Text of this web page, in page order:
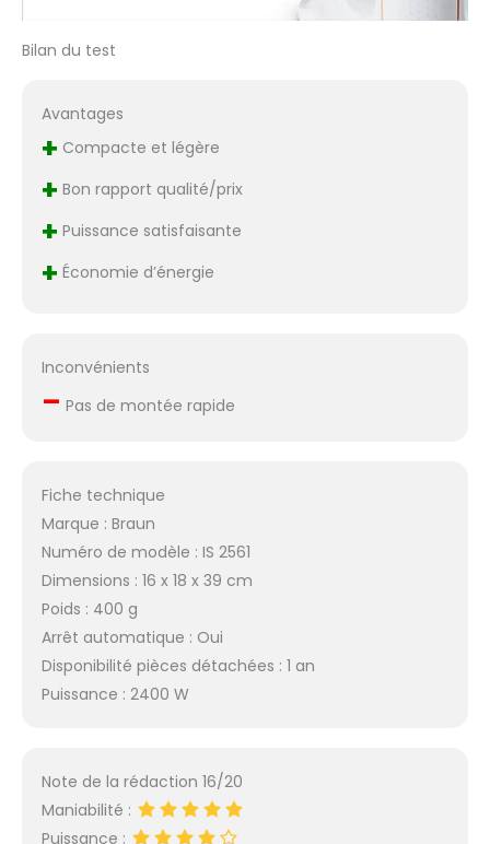
Bilan du test
Avantages
+ Compacte et légère
+ Bon rapport qualité/prix
+ Puissance satisfaisante
+ Économie d’énergie
Inconvénients
– Pas de montée rapide
Fiche technique
Marque : Braun
Numéro de modèle : IS 2561
Dimensions : 16 x 18 x 39 cm
Poids : 400 g
Arrêt automatique : Oui
Disponibilité pièces détachées : 1 an
Puissance : 2400 W
Note de la rédaction 16/20
Maniabilité :
Puissance :